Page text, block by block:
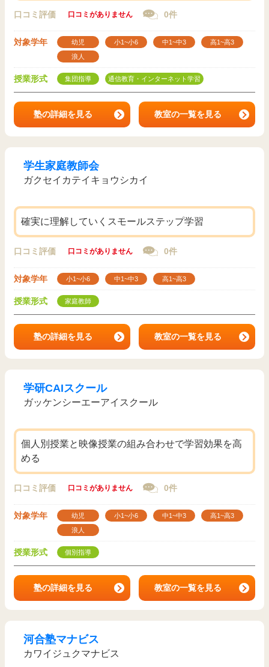
口コミ評価 口コミがありません 0件
対象学年 幼児 小1~小6 中1~中3
高1~高3
浪人
授業形式 集団指導 通信教育・インターネット学習
塾の詳細を見る 教室の一覧を見る
学生家庭教師会
ガクセイカテイキョウシカイ
確実に理解していくスモールステップ学習
口コミ評価 口コミがありません 0件
対象学年 小1~小6 中1~中3 高1~高3
授業形式 家庭教師
塾の詳細を見る 教室の一覧を見る
学研CAIスクール
ガッケンシーエーアイスクール
個人別授業と映像授業の組み合わせで学習効果を高
める
口コミ評価 口コミがありません 0件
対象学年 幼児 小1~小6 中1~中3
高1~高3
浪人
授業形式 個別指導
塾の詳細を見る 教室の一覧を見る
河合塾マナビス
カワイジュクマナビス